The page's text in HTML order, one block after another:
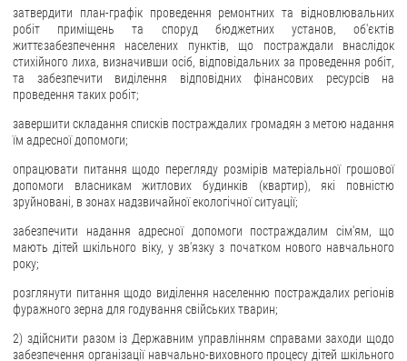
затвердити план-графік проведення ремонтних та відновлювальних
робіт приміщень та споруд бюджетних установ, об'єктів
життєзабезпечення населених пунктів, що постраждали внаслідок
стихійного лиха, визначивши осіб, відповідальних за проведення робіт,
та забезпечити виділення відповідних фінансових ресурсів на
проведення таких робіт;
завершити складання списків постраждалих громадян з метою надання
їм адресної допомоги;
опрацювати питання щодо перегляду розмірів матеріальної грошової
допомоги власникам житлових будинків (квартир), які повністю
зруйновані, в зонах надзвичайної екологічної ситуації;
забезпечити надання адресної допомоги постраждалим сім'ям, що
мають дітей шкільного віку, у зв'язку з початком нового навчального
року;
розглянути питання щодо виділення населенню постраждалих регіонів
фуражного зерна для годування свійських тварин;
2) здійснити разом із Державним управлінням справами заходи щодо
забезпечення організації навчально-виховного процесу дітей шкільного